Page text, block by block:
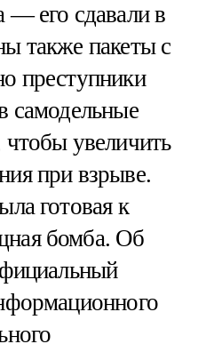
его сдавали в
также пакеты с
преступники
самодельные
увеличить
при взрыве.
готовая к
бомба. Об